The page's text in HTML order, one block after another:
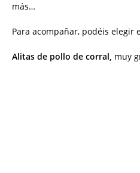
más…
Para acompañar, podéis elegir
Alitas de pollo de corral, muy